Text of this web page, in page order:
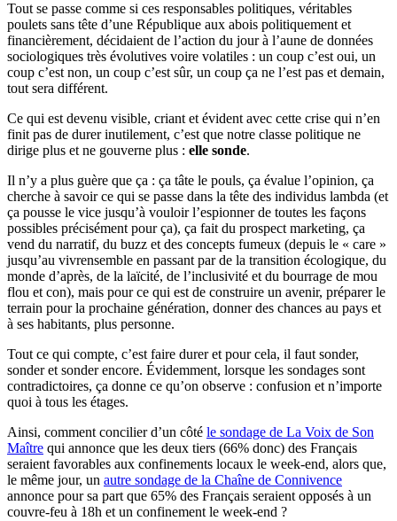
Tout se passe comme si ces responsables politiques, véritables
poulets sans tête d’une République aux abois politiquement et
financièrement, décidaient de l’action du jour à l’aune de données
sociologiques très évolutives voire volatiles : un coup c’est oui, un
coup c’est non, un coup c’est sûr, un coup ça ne l’est pas et demain,
tout sera différent.
Ce qui est devenu visible, criant et évident avec cette crise qui n’en
finit pas de durer inutilement, c’est que notre classe politique ne
dirige plus et ne gouverne plus : elle sonde.
Il n’y a plus guère que ça : ça tâte le pouls, ça évalue l’opinion, ça
cherche à savoir ce qui se passe dans la tête des individus lambda (et
ça pousse le vice jusqu’à vouloir l’espionner de toutes les façons
possibles précisément pour ça), ça fait du prospect marketing, ça
vend du narratif, du buzz et des concepts fumeux (depuis le « care »
jusqu’au vivrensemble en passant par de la transition écologique, du
monde d’après, de la laïcité, de l’inclusivité et du bourrage de mou
flou et con), mais pour ce qui est de construire un avenir, préparer le
terrain pour la prochaine génération, donner des chances au pays et
à ses habitants, plus personne.
Tout ce qui compte, c’est faire durer et pour cela, il faut sonder,
sonder et sonder encore. Évidemment, lorsque les sondages sont
contradictoires, ça donne ce qu’on observe : confusion et n’importe
quoi à tous les étages.
Ainsi, comment concilier d’un côté le sondage de La Voix de Son
Maître qui annonce que les deux tiers (66% donc) des Français
seraient favorables aux confinements locaux le week-end, alors que,
le même jour, un autre sondage de la Chaîne de Connivence
annonce pour sa part que 65% des Français seraient opposés à un
couvre-feu à 18h et un confinement le week-end ?